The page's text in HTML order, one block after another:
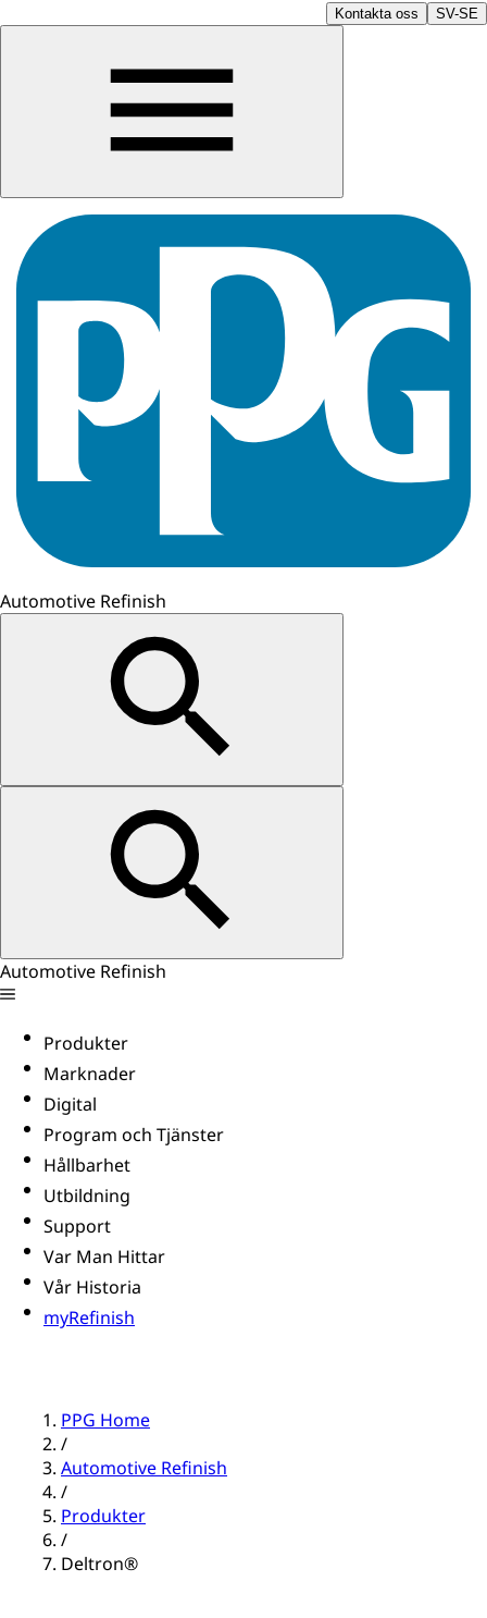
Kontakta oss SV-SE
Automotive Refinish
Automotive Refinish
Produkter
Marknader
Digital
Program och Tjänster
Hållbarhet
Utbildning
Support
Var Man Hittar
Vår Historia
myRefinish
PPG Home
/
Automotive Refinish
/
Produkter
/
Deltron®